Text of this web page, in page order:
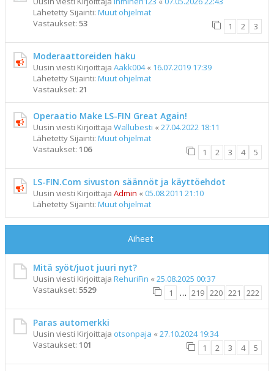
Lähetetty Sijainti: Muut ohjelmat
Vastaukset: 53 1 2 3
Moderaattoreiden haku
Uusin viesti Kirjoittaja Aakk004« 16.07.2019 17:39
Lähetetty Sijainti: Muut ohjelmat
Vastaukset: 21
Operaatio Make LS-FIN Great Again!
Uusin viesti Kirjoittaja Wallubesti « 27.04.2022 18:11
Lähetetty Sijainti: Muut ohjelmat
Vastaukset: 106 1 2 3 4 5
LS-FIN.Com sivuston säännöt ja käyttöehdot
Uusin viesti Kirjoittaja Admin « 05.08.2011 21:10
Lähetetty Sijainti: Muut ohjelmat
Aiheet
Mitä syöt/juot juuri nyt?
Uusin viesti Kirjoittaja RehuriFin « 25.08.2025 00:37
Vastaukset: 5529 1 … 219 220 221 222
Paras automerkki
Uusin viesti Kirjoittaja otsonpaja « 27.10.2024 19:34
Vastaukset: 101 1 2 3 4 5